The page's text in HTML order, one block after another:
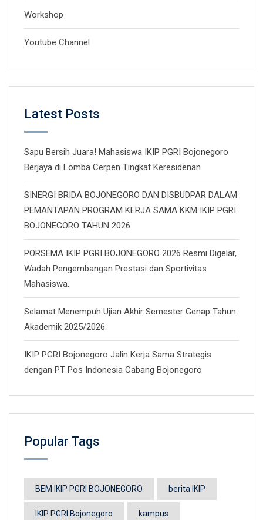
Workshop
Youtube Channel
Latest Posts
Sapu Bersih Juara! Mahasiswa IKIP PGRI Bojonegoro
Berjaya di Lomba Cerpen Tingkat Keresidenan
SINERGI BRIDA BOJONEGORO DAN DISBUDPAR DALAM
PEMANTAPAN PROGRAM KERJA SAMA KKM IKIP PGRI
BOJONEGORO TAHUN 2026
PORSEMA IKIP PGRI BOJONEGORO 2026 Resmi Digelar,
Wadah Pengembangan Prestasi dan Sportivitas
Mahasiswa.
Selamat Menempuh Ujian Akhir Semester Genap Tahun
Akademik 2025/2026.
IKIP PGRI Bojonegoro Jalin Kerja Sama Strategis
dengan PT Pos Indonesia Cabang Bojonegoro
Popular Tags
BEM IKIP PGRI BOJONEGORO berita IKIP
IKIP PGRI Bojonegoro kampus